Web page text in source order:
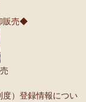
販売◆
）登録情報につい